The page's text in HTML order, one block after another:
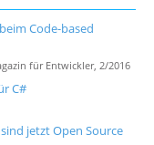
Code-based
für Entwickler, 2/2016
C#
jetzt Open Source